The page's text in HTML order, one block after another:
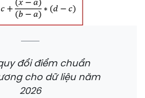
đổi điểm chuẩn
cho dữ liệu năm
2026